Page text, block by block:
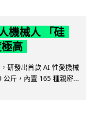
機械人 「硅
高
研發出首款 AI 性愛機械
公斤，內置 165 種親密...